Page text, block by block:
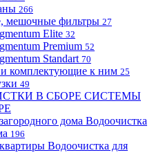
266
мешочные фильтры 27
Elite 32
Premium 52
Standart 70
комплектующие к ним 25
49
СИСТЕМЫ
Водоочистка
196
Водоочистка для